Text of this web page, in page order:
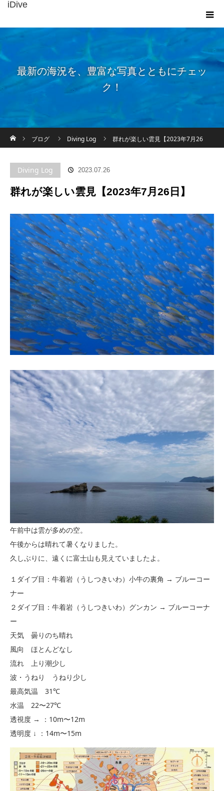
iDive
最新の海況を、豊富な写真とともにチェッ
ク！
ブログ
Diving Log 群れが楽しい雲見【2023年7月26
Diving Log 2023.07.26
群れが楽しい雲見【2023年7月26日】
午前中は雲が多めの空。
午後からは晴れて暑くなりました。
久しぶりに、遠くに富士山も見えていましたよ。
１ダイブ目：牛着岩（うしつきいわ）小牛の裏角 → ブルーコー
ナー
２ダイブ目：牛着岩（うしつきいわ）グンカン → ブルーコーナ
ー
天気 曇りのち晴れ
風向 ほとんどなし
流れ 上り潮少し
波・うねり うねり少し
最高気温 31℃
水温 22〜27℃
透視度 → ：10m〜12m
透明度 ↓ ：14m〜15m